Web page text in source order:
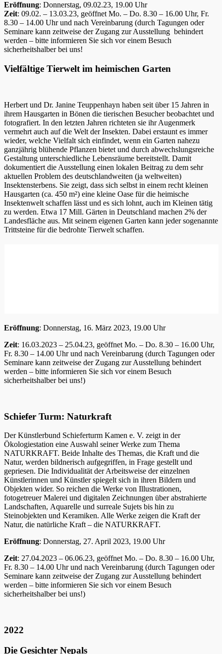
Eröffnung: Donnerstag, 09.02.23, 19.00 Uhr
Zeit: 09.02. – 13.03.23, geöffnet Mo. – Do. 8.30 – 16.00 Uhr, Fr.
8.30 – 14.00 Uhr und nach Vereinbarung (durch Tagungen oder
Seminare kann zeitweise der Zugang zur Ausstellung behindert
werden – bitte informieren Sie sich vor einem Besuch
sicherheitshalber bei uns!
Vielfältige Tierwelt im heimischen Garten
Herbert und Dr. Janine Teuppenhayn haben seit über 15 Jahren in
ihrem Hausgarten in Bönen die tierischen Besucher beobachtet und
fotografiert. In den letzten Jahren richteten sie ihr Augenmerk
vermehrt auch auf die Welt der Insekten. Dabei erstaunt es immer
wieder, welche Vielfalt sich einfindet, wenn ein Garten nahezu
ganzjährig blühende Pflanzen bietet und durch abwechslungsreiche
Gestaltung unterschiedliche Lebensräume bereitstellt. Damit
dokumentiert die Ausstellung einen lokalen Beitrag zu dem sehr
aktuellen Problem des deutschlandweiten (ja weltweiten)
Insektensterbens. Sie zeigt, dass sich selbst in einem recht kleinen
Hausgarten (ca. 450 m²) eine kleine Oase für die heimische
Insektenwelt schaffen lässt und es sich lohnt, auch im Kleinen tätig
zu werden. Etwa 17 Mill. Gärten in Deutschland machen 2% der
Landesfläche aus. Mit seinem eigenen Garten kann jeder sogenannte
Trittsteine für die bedrohte Tierwelt schaffen.
Eröffnung: Donnerstag, 16. März 2023, 19.00 Uhr
Zeit: 16.03.2023 – 25.04.23, geöffnet Mo. – Do. 8.30 – 16.00 Uhr,
Fr. 8.30 – 14.00 Uhr und nach Vereinbarung (durch Tagungen oder
Seminare kann zeitweise der Zugang zur Ausstellung behindert
werden – bitte informieren Sie sich vor einem Besuch
sicherheitshalber bei uns!)
Schiefer Turm: Naturkraft
Der Künstlerbund Schieferturm Kamen e. V. zeigt in der
Ökologiestation eine Auswahl seiner Werke zum Thema
NATURKRAFT. Beide Inhalte des Themas, die Kraft und die
Natur, werden bildnerisch aufgegriffen, in Frage gestellt und
gepriesen. Die Individualität der Arbeitsweise der einzelnen
Künstlerinnen und Künstler spiegelt sich in ihren Bildern und
Objekten wider. So reichen die Werke von Illustrationen,
fotogetreuer Malerei und digitalen Zeichnungen über abstrahierte
Landschaften, Aquarelle und surreale Sujets bis hin zu
Steinobjekten und Keramiken. Alle Werke zeigen die Kraft der
Natur, die natürliche Kraft – die NATURKRAFT.
Eröffnung: Donnerstag, 27. April 2023, 19.00 Uhr
Zeit: 27.04.2023 – 06.06.23, geöffnet Mo. – Do. 8.30 – 16.00 Uhr,
Fr. 8.30 – 14.00 Uhr und nach Vereinbarung (durch Tagungen oder
Seminare kann zeitweise der Zugang zur Ausstellung behindert
werden – bitte informieren Sie sich vor einem Besuch
sicherheitshalber bei uns!)
2022
Die Gesichter Nepals